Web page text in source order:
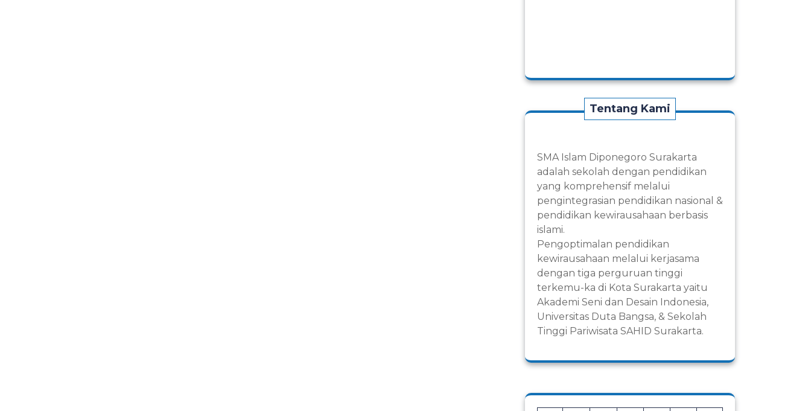
Tentang Kami
SMA Islam Diponegoro Surakarta
adalah sekolah dengan pendidikan
yang komprehensif melalui
pengintegrasian pendidikan nasional &
pendidikan kewirausahaan berbasis
islami.
Pengoptimalan pendidikan
kewirausahaan melalui kerjasama
dengan tiga perguruan tinggi
terkemu-ka di Kota Surakarta yaitu
Akademi Seni dan Desain Indonesia,
Universitas Duta Bangsa, & Sekolah
Tinggi Pariwisata SAHID Surakarta.